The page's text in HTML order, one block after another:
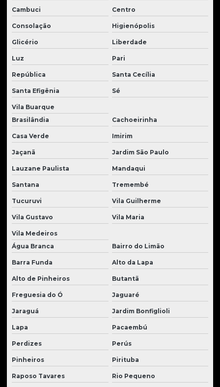
Laminas para tratores
Manutenção de Material Rodante de Tratores
Manutenção de peças para tratores
Material rodante para trator de esteira
Material rodante para tratores
Mini escavadeira usada à venda
Moto scraper usado à venda
Motoniveladora à venda
Motor de giro escavadeira
Motor de tração escavadeira
Motor de translação
Motores para tratores
Pá carregadeira usada
Parafuso para trator de esteira
Peças para carregadeira volvo
Peças caterpillar
Peças caterpillar usadas
Peças para escavadeira hidráulica
Peças para escavadeiras
Peças para escavadeiras case
Peças para escavadeiras Hyundai
Peças para escavadeiras komatsu
Cambuci Centro
Consolação Higienópolis
Glicério Liberdade
Luz Pari
República Santa Cecília
Santa Efigênia Sé
Vila Buarque
Brasilândia
Cachoeirinha
Casa Verde Imirim
Jaçanã Jardim São Paulo
Lauzane Paulista Mandaqui
Santana Tremembé
Tucuruvi Vila Guilherme
Vila Gustavo Vila Maria
Vila Medeiros
Água Branca
Bairro do Limão
Barra Funda Alto da Lapa
Alto de Pinheiros Butantã
Freguesia do Ó Jaguaré
Jaraguá Jardim Bonfiglioli
Lapa Pacaembú
Perdizes Perús
Pinheiros Pirituba
Raposo Tavares Rio Pequeno